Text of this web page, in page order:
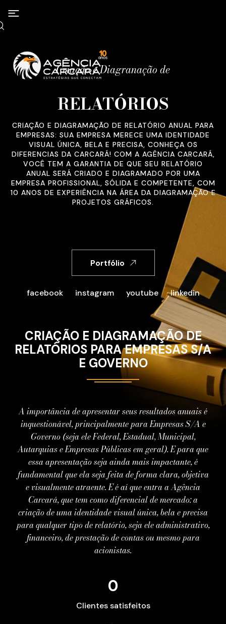
Criação e Diagranação de
RELATÓRIOS
CRIAÇÃO E DIAGRAMAÇÃO DE RELATÓRIO ANUAL PARA
EMPRESAS: SUA EMPRESA MERECE UMA IDENTIDADE
VISUAL ÚNICA, BELA E PRECISA, CONHEÇA OS
DIFERENCIAS DA CARCARÁ! COM A AGÊNCIA CARCARÁ,
VOCÊ TEM A GARANTIA DE QUE SEU RELATÓRIO
ANUAL SERÁ CRIADO E DIAGRAMADO POR UMA
EMPRESA PROFISSIONAL, SÓLIDA E COMPETENTE, COM
10 ANOS DE EXPERIÊNCIA NA ÁREA DA DIAGRAMAÇÃO E
PROJETOS GRÁFICOS.
Portfólio
facebook instagram youtube linkedin
CRIAÇÃO E DIAGRAMAÇÃO DE
RELATÓRIOS PARA EMPRESAS S/A
E GOVERNO
A importância de apresentar seus resultados anuais é
inquestionável, principalmente para Empresas S/A e
Governo (seja ele Federal, Estadual, Municipal,
Autarquias e Empresas Públicas em geral). E para que
essa apresentação seja ainda mais impactante, é
fundamental que ela seja feita de forma clara, objetiva
e visualmente atraente. E é aí que entra a Agência
Carcará, que tem como diferencial de mercado: a
criação de uma identidade visual única, bela e precisa
para qualquer tipo de relatório, seja ele administrativo,
financeiro, de prestação de contas ou mesmo para
acionistas.
0
Clientes satisfeitos